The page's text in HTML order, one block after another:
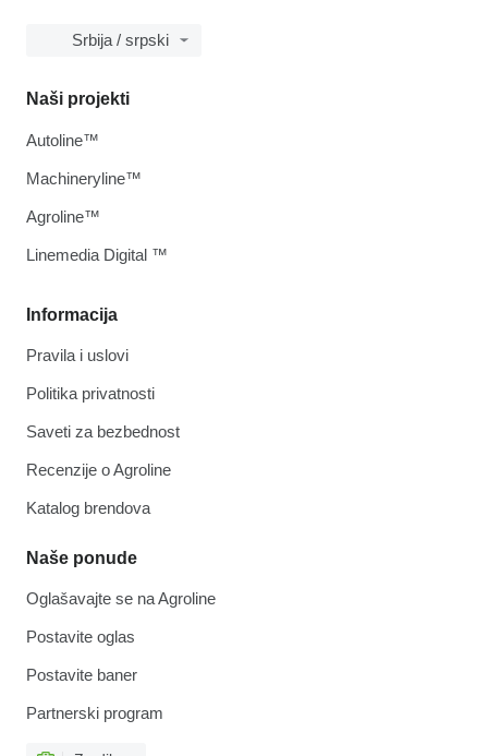
Srbija / srpski
Informacija
Pravila i uslovi
Politika privatnosti
Saveti za bezbednost
Recenzije o Agroline
Katalog brendova
Naše ponude
Oglašavajte se na Agroline
Postavite oglas
Postavite baner
Partnerski program
Naši projekti
Autoline™
Machineryline™
Agroline™
Linemedia Digital ™